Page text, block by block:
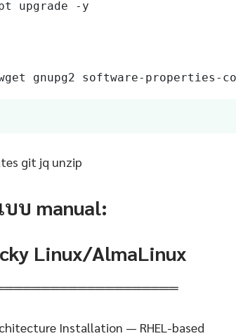
upgrade -y
gnupg2 software-properties-
git jq unzip
บ manual:
Linux/AlmaLinux
Installation — RHEL-based